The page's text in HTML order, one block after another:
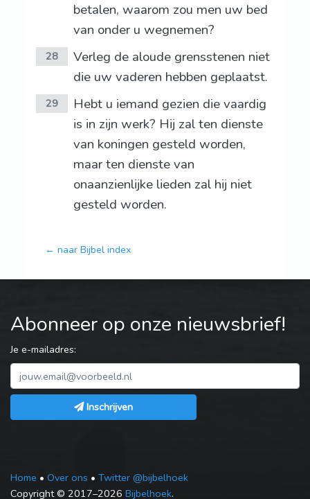
betalen, waarom zou men uw bed
van onder u wegnemen?
28
Verleg de aloude grensstenen niet
die uw vaderen hebben geplaatst.
29
Hebt u iemand gezien die vaardig
is in zijn werk? Hij zal ten dienste
van koningen gesteld worden,
maar ten dienste van
onaanzienlijke lieden zal hij niet
gesteld worden.
← naar Bijbel index
Abonneer op onze nieuwsbrief!
Je e-mailadres:
Inschrijven
Home • Over ons • Twitter @bijbelhoek
Copyright © 2017–2026 Bijbelhoek.